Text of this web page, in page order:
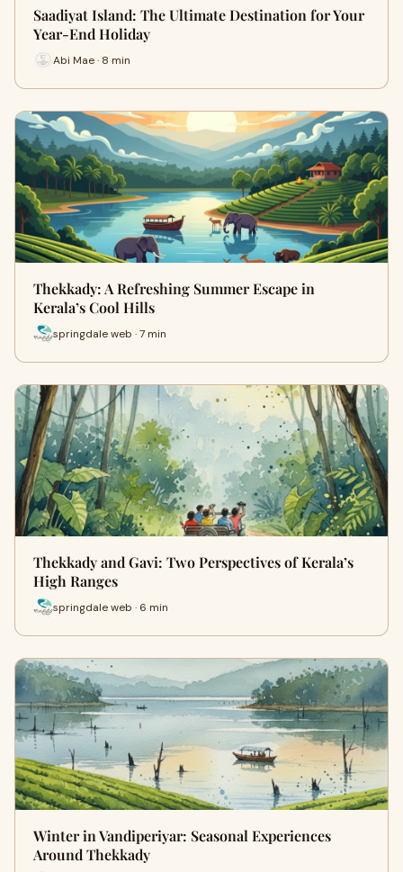
Saadiyat Island: The Ultimate Destination for Your
Year-End Holiday
Abi Mae · 8 min
Thekkady: A Refreshing Summer Escape in
Kerala’s Cool Hills
springdale web · 7 min
Thekkady and Gavi: Two Perspectives of Kerala’s
High Ranges
springdale web · 6 min
Winter in Vandiperiyar: Seasonal Experiences
Around Thekkady